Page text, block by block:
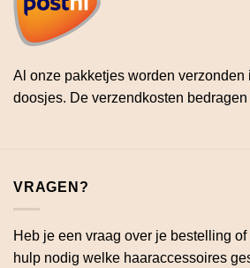
Al onze pakketjes worden verzonden
doosjes. De verzendkosten bedragen
VRAGEN?
Heb je een vraag over je bestelling
hulp nodig welke haaraccessoires